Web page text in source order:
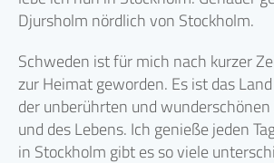
Djursholm nördlich von Stockholm.
Schweden ist für mich nach kurzer
zur Heimat geworden. Es ist das
der unberührten und
und des Lebens. Ich genieße jeden
in Stockholm gibt es so viele